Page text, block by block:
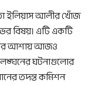
ইলিয়াস আলীর খোঁজ
বিষয়। এটি একটি
আশায় আজও
লঙ্ঘনের ঘটনাগুলোর
তদন্ত কমিশন